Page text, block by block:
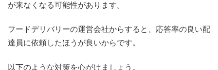
が来なくなる可能性があります。
フードデリバリーの運営会社からすると、応答率の良い配
達員に依頼したほうが良いからです。
以下のような対策を心がけましょう。